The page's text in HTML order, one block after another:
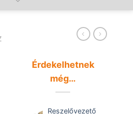
Érdekelhetnek
még…
Reszelővezető